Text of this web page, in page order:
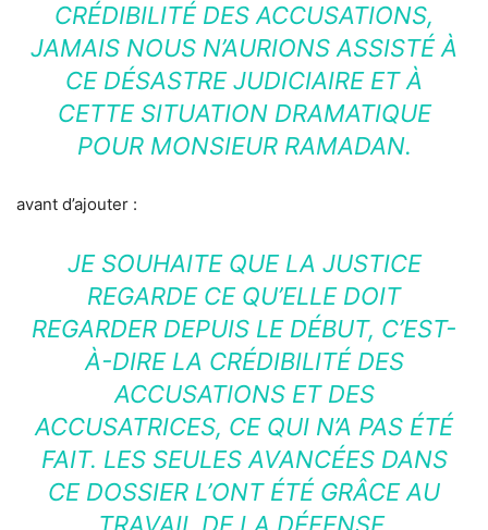
CRÉDIBILITÉ DES ACCUSATIONS,
JAMAIS NOUS N’AURIONS ASSISTÉ À
CE DÉSASTRE JUDICIAIRE ET À
CETTE SITUATION DRAMATIQUE
POUR MONSIEUR RAMADAN.
avant d’ajouter :
JE SOUHAITE QUE LA JUSTICE
REGARDE CE QU’ELLE DOIT
REGARDER DEPUIS LE DÉBUT, C’EST-
À-DIRE LA CRÉDIBILITÉ DES
ACCUSATIONS ET DES
ACCUSATRICES, CE QUI N’A PAS ÉTÉ
FAIT. LES SEULES AVANCÉES DANS
CE DOSSIER L’ONT ÉTÉ GRÂCE AU